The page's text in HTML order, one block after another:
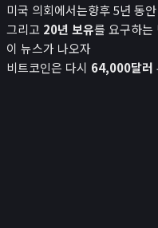
미국 의회에서는향후 5년 동안
그리고 20년 보유를 요구하는
이 뉴스가 나오자
비트코인은 다시 64,000달러